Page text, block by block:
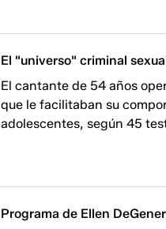
El "universo" criminal
El cantante de 54 años
que le facilitaban su
adolescentes, según 45
Programa de Ellen